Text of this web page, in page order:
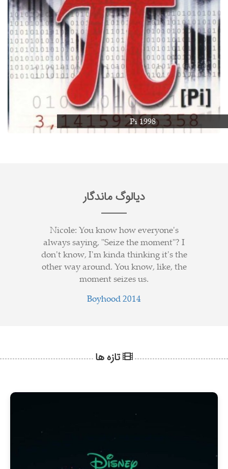
Pi 1998
دیالوگ ماندگار
Nicole: You know how everyone's
always saying, "Seize the moment"? I
don't know, I'm kinda thinking it's the
other way around. You know, like, the
moment seizes us.
Boyhood 2014
تازه ها